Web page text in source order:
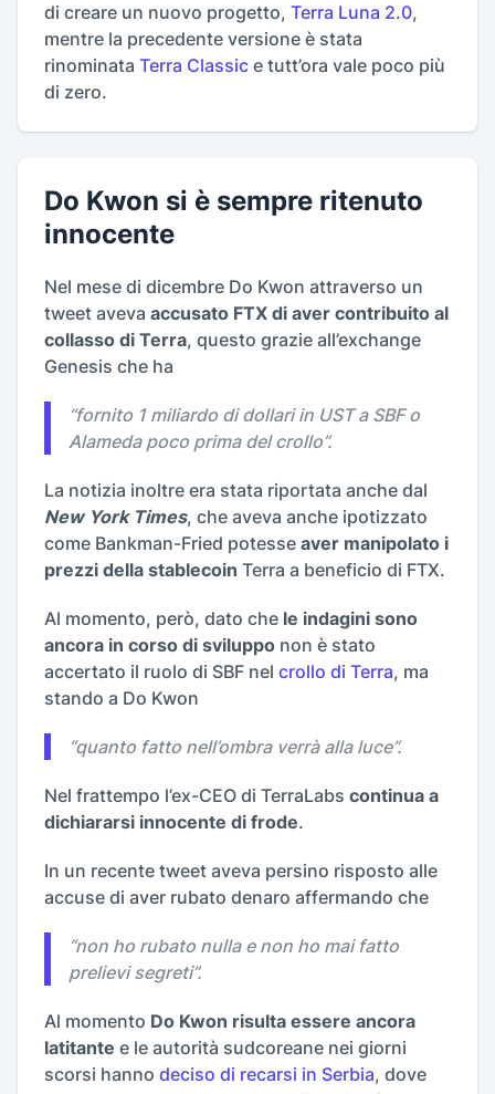
di creare un nuovo progetto, Terra Luna 2.0,
mentre la precedente versione è stata
rinominata Terra Classic e tutt’ora vale poco più
di zero.
Do Kwon si è sempre ritenuto
innocente
Nel mese di dicembre Do Kwon attraverso un
tweet aveva accusato FTX di aver contribuito al
collasso di Terra, questo grazie all’exchange
Genesis che ha
“fornito 1 miliardo di dollari in UST a SBF o
Alameda poco prima del crollo”.
La notizia inoltre era stata riportata anche dal
New York Times, che aveva anche ipotizzato
come Bankman-Fried potesse aver manipolato i
prezzi della stablecoin Terra a beneficio di FTX.
Al momento, però, dato che le indagini sono
ancora in corso di sviluppo non è stato
accertato il ruolo di SBF nel crollo di Terra, ma
stando a Do Kwon
“quanto fatto nell’ombra verrà alla luce”.
Nel frattempo l’ex-CEO di TerraLabs continua a
dichiararsi innocente di frode.
In un recente tweet aveva persino risposto alle
accuse di aver rubato denaro affermando che
“non ho rubato nulla e non ho mai fatto
prelievi segreti”.
Al momento Do Kwon risulta essere ancora
latitante e le autorità sudcoreane nei giorni
scorsi hanno deciso di recarsi in Serbia, dove